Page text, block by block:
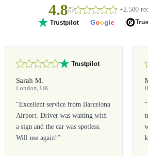
4.8/5 +2.500
Trustpilot Google
Trustpilot
Sarah M.
London, UK
“Excellent service from Barcelona
Airport. Driver was waiting with
a sign and the car was spotless.
Will use again!”
“